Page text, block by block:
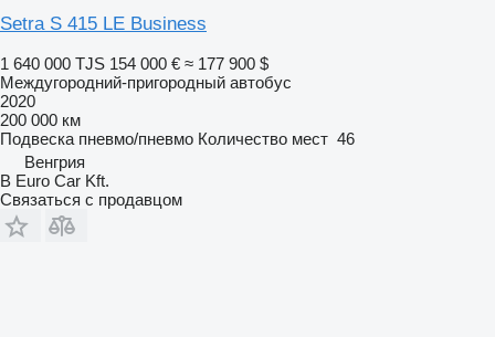
Setra S 415 LE Business
1 640 000 TJS 154 000 € ≈ 177 900 $
Междугородний-пригородный автобус
2020
200 000 км
Подвеска пневмо/пневмо Количество мест 46
Венгрия
B Euro Car Kft.
Связаться с продавцом